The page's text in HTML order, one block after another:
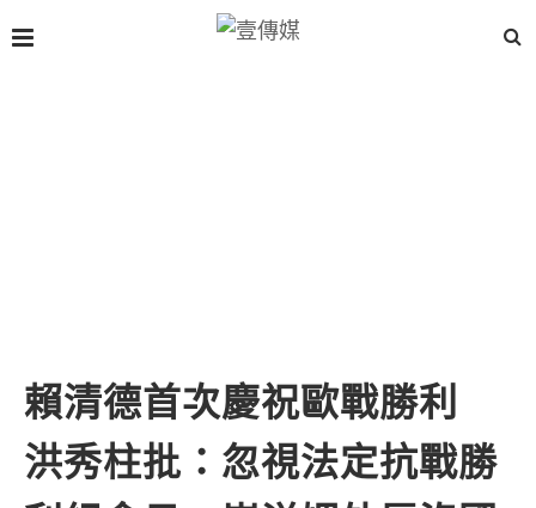
賴清德首次慶祝歐戰勝利
洪秀柱批：忽視法定抗戰勝